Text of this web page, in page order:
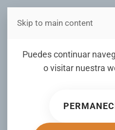
Estás en
Puedes continuar
o visitar nuestra
Skip to main content
VIDEO:
mejor
en EE.UU.
ESCRITO POR